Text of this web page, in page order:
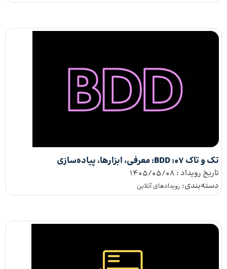
تک و تاک ۰۷: BDD: معرفی، ابزارها، پیاده‌سازی
تاریخ رویداد : 1405/05/08
دسته‌بندی: رویداد‌های آنلاین